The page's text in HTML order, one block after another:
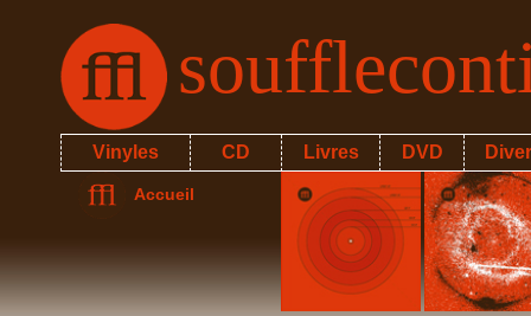
Vinyles CD Livres DVD
Accueil